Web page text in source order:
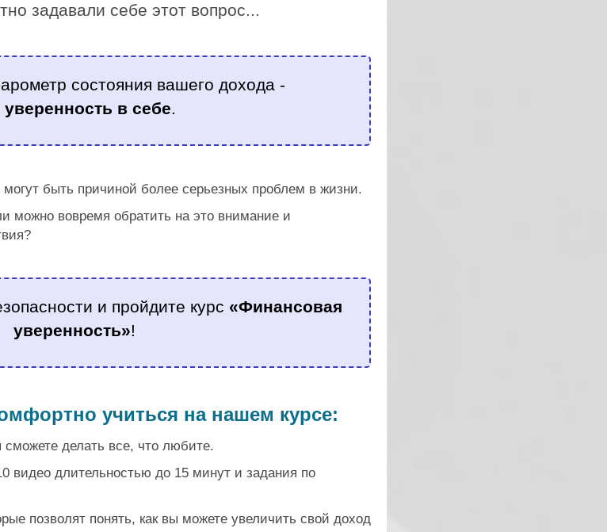
задавали себе этот вопрос...
состояния вашего дохода -
уверенность в себе.
быть причиной более серьезных проблем в жизни.
можно вовремя обратить на это внимание и
и пройдите курс «Финансовая
уверенность»!
учиться на нашем курсе:
делать все, что любите.
видео длительностью до 15 минут и задания по
позволят понять, как вы можете увеличить свой доход